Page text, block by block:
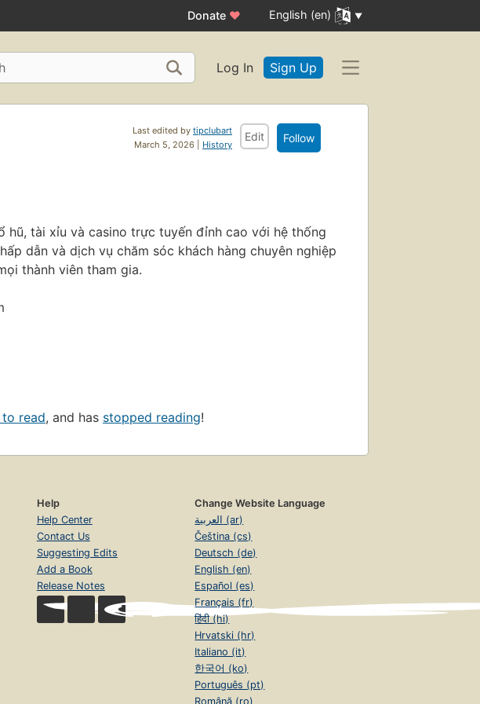
Donate ♥ English (en)
Log In Sign Up
Follow
Last edited by tipclubart
March 5, 2026 | History
Edit
hũ, tài xỉu và casino trực tuyến đỉnh cao với hệ thống
dẫn và dịch vụ chăm sóc khách hàng chuyên nghiệp
thành viên tham gia.
read, and has stopped reading!
Help
Help Center
Contact Us
Suggesting Edits
Add a Book
Release Notes
Change Website Language
العربية (ar)
Čeština (cs)
Deutsch (de)
English (en)
Español (es)
Français (fr)
हिंदी (hi)
Hrvatski (hr)
Italiano (it)
한국어 (ko)
Português (pt)
Română (ro)